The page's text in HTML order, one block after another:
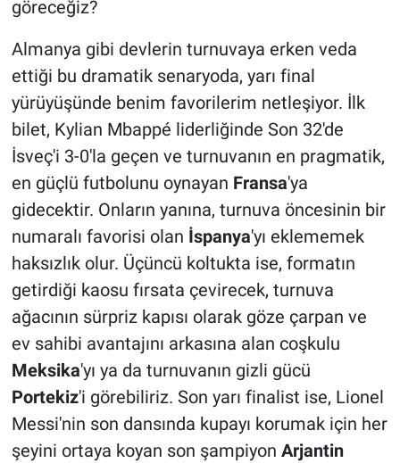
göreceğiz?
Almanya gibi devlerin turnuvaya erken veda
ettiği bu dramatik senaryoda, yarı final
yürüyüşünde benim favorilerim netleşiyor. İlk
bilet, Kylian Mbappé liderliğinde Son 32'de
İsveç'i 3-0'la geçen ve turnuvanın en pragmatik,
en güçlü futbolunu oynayan Fransa'ya
gidecektir. Onların yanına, turnuva öncesinin bir
numaralı favorisi olan İspanya'yı eklememek
haksızlık olur. Üçüncü koltukta ise, formatın
getirdiği kaosu fırsata çevirecek, turnuva
ağacının sürpriz kapısı olarak göze çarpan ve
ev sahibi avantajını arkasına alan coşkulu
Meksika'yı ya da turnuvanın gizli gücü
Portekiz'i görebiliriz. Son yarı finalist ise, Lionel
Messi'nin son dansında kupayı korumak için her
şeyini ortaya koyan son şampiyon Arjantin